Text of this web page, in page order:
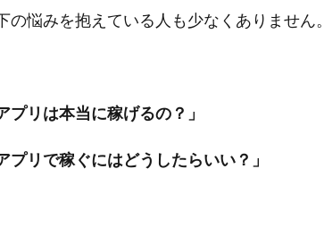
の悩みを抱えている人も少なくありません。
プリは本当に稼げるの？」
プリで稼ぐにはどうしたらいい？」